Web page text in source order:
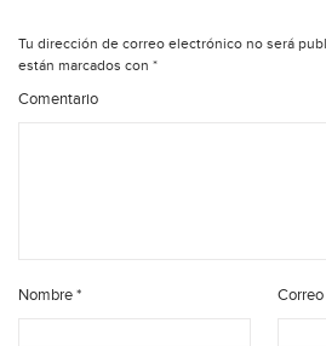
Tu dirección de correo electrónico no será
están marcados con *
Comentario
Nombre*